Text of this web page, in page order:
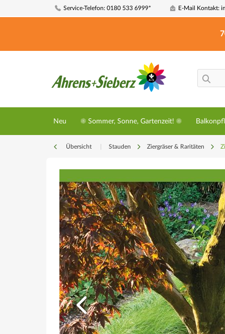
Service-Telefon: 0180 533 6999* E-Mail Kontakt:
Neu ☀️ Sommer, Sonne, Gartenzeit! ☀️
Übersicht Stauden Ziergräser & Raritäten